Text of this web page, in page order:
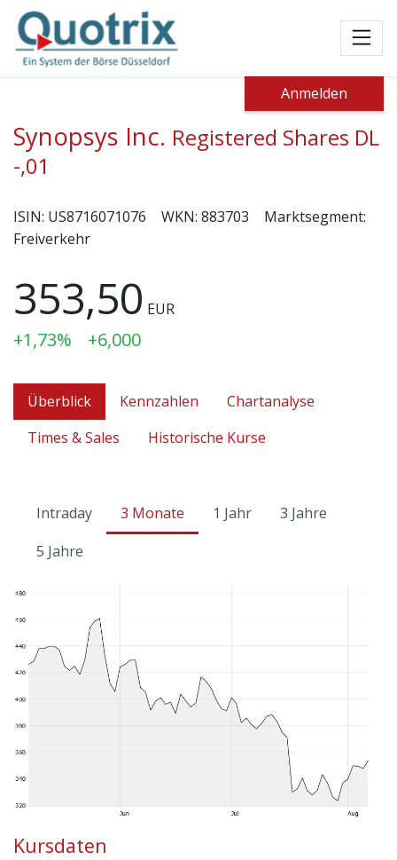
Anmelden
Synopsys Inc. Registered Shares DL
-,01
ISIN: US8716071076 WKN: 883703
Marktsegment:
Freiverkehr
353,50 EUR
+1,73% +6,000
Überblick Kennzahlen
Chartanalyse
Times & Sales
Historische Kurse
Intraday 3 Monate 1 Jahr
3 Jahre
5 Jahre
Kursdaten